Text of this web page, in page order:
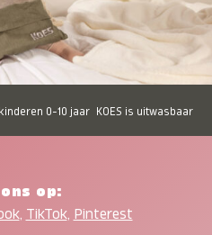
0-10 jaar KOES is uitwasbaar
op:
, TikTok, Pinterest